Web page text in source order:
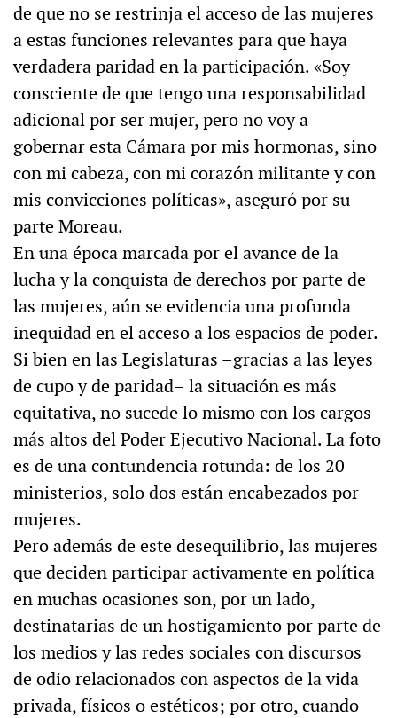
de que no se restrinja el acceso de las mujeres
a estas funciones relevantes para que haya
verdadera paridad en la participación. «Soy
consciente de que tengo una responsabilidad
adicional por ser mujer, pero no voy a
gobernar esta Cámara por mis hormonas, sino
con mi cabeza, con mi corazón militante y con
mis convicciones políticas», aseguró por su
parte Moreau.
En una época marcada por el avance de la
lucha y la conquista de derechos por parte de
las mujeres, aún se evidencia una profunda
inequidad en el acceso a los espacios de poder.
Si bien en las Legislaturas –gracias a las leyes
de cupo y de paridad– la situación es más
equitativa, no sucede lo mismo con los cargos
más altos del Poder Ejecutivo Nacional. La foto
es de una contundencia rotunda: de los 20
ministerios, solo dos están encabezados por
mujeres.
Pero además de este desequilibrio, las mujeres
que deciden participar activamente en política
en muchas ocasiones son, por un lado,
destinatarias de un hostigamiento por parte de
los medios y las redes sociales con discursos
de odio relacionados con aspectos de la vida
privada, físicos o estéticos; por otro, cuando